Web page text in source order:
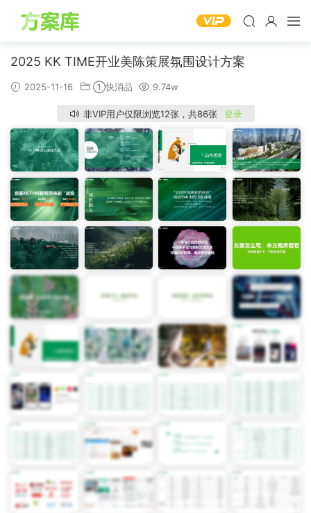
2025 KK TIME开业美陈策展氛围设计方案
2025-11-16 ①快消品 9.74w
非VIP用户仅限浏览12张，共86张 登录